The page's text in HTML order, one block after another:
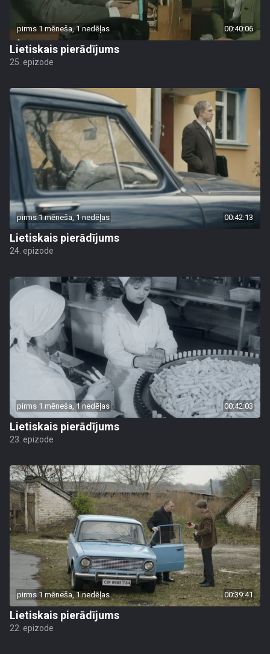
pirms 1 mēneša, 1 nedēļas 00:40:06
Lietiskais pierādījums
25. epizode
pirms 1 mēneša, 1 nedēļas 00:42:13
Lietiskais pierādījums
24. epizode
pirms 1 mēneša, 1 nedēļas 00:42:03
Lietiskais pierādījums
23. epizode
pirms 1 mēneša, 1 nedēļas 00:39:41
Lietiskais pierādījums
22. epizode